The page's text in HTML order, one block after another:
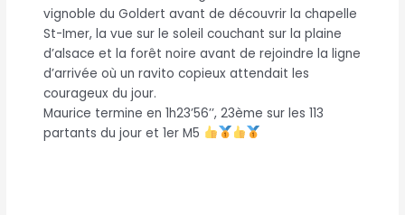
vignoble du Goldert avant de découvrir la chapelle
St-Imer, la vue sur le soleil couchant sur la plaine
d’alsace et la forêt noire avant de rejoindre la ligne
d’arrivée où un ravito copieux attendait les
courageux du jour.
Maurice termine en 1h23’56’’, 23ème sur les 113
partants du jour et 1er M5